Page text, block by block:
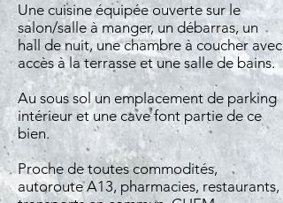
Une cuisine équipée ouverte sur le
salon/salle à manger, un débarras, un
hall de nuit, une chambre à coucher avec
accès à la terrasse et une salle de bains.
Au sous sol un emplacement de parking
intérieur et une cave font partie de ce
bien.
Proche de toutes commodités,
autoroute A13, pharmacies, restaurants,